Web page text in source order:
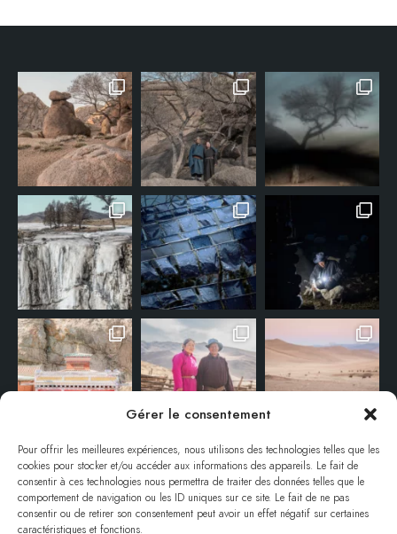
Gérer le consentement
Pour offrir les meilleures expériences, nous utilisons des technologies telles que les
cookies pour stocker et/ou accéder aux informations des appareils. Le fait de
consentir à ces technologies nous permettra de traiter des données telles que le
comportement de navigation ou les ID uniques sur ce site. Le fait de ne pas
consentir ou de retirer son consentement peut avoir un effet négatif sur certaines
caractéristiques et fonctions.